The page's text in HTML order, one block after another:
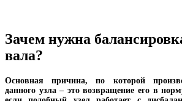
Зачем нужна
вала?
Основная причина, по которой
данного узла – это возвращение его в